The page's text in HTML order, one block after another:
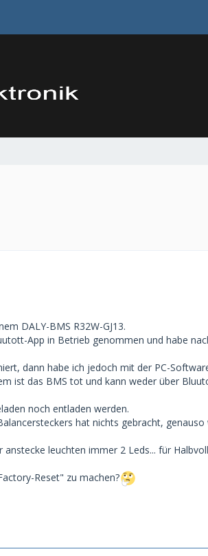
DALY-BMS R32W-GJ13.
App in Betrieb genommen und habe
dann habe ich jedoch mit der PC-
ist das BMS tot und kann weder über
noch entladen werden.
hat nichts gebracht,
leuchten immer 2 Leds... für
Reset" zu machen?